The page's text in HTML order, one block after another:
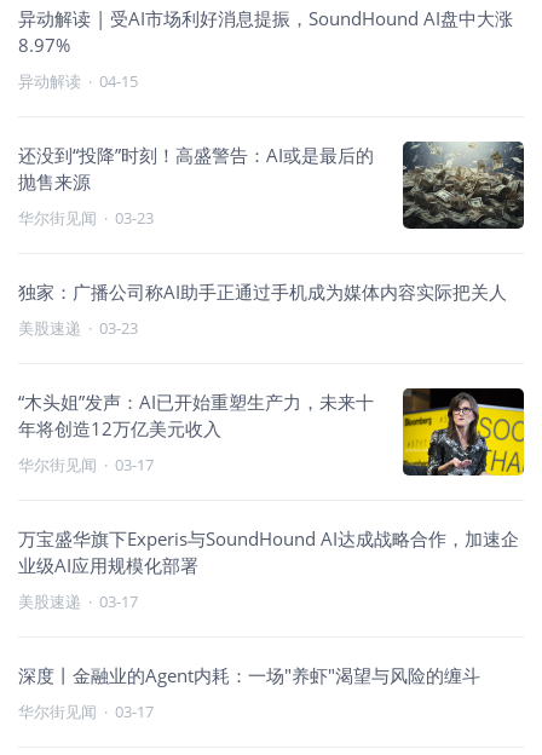
异动解读 | 受AI市场利好消息提振，SoundHound AI盘中大涨
8.97%
异动解读 · 04-15
还没到“投降”时刻！高盛警告：AI或是最后的
抛售来源
华尔街见闻 · 03-23
独家：广播公司称AI助手正通过手机成为媒体内容实际把关人
美股速递 · 03-23
“木头姐”发声：AI已开始重塑生产力，未来十
年将创造12万亿美元收入
华尔街见闻 · 03-17
万宝盛华旗下Experis与SoundHound AI达成战略合作，加速企
业级AI应用规模化部署
美股速递 · 03-17
深度丨金融业的Agent内耗：一场"养虾"渴望与风险的缠斗
华尔街见闻 · 03-17